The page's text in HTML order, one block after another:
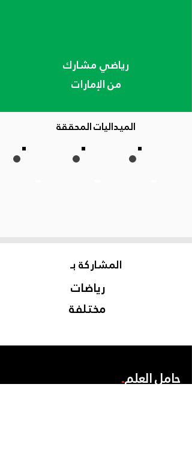
رياضي مشارك
من الإمارات
الميداليات المحققة
المشاركة بـ
رياضات
مختلفة
حامل العلم.